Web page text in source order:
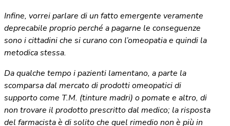
Infine, vorrei parlare di un fatto emergente veramente
deprecabile proprio perché a pagarne le conseguenze
sono i cittadini che si curano con l’omeopatia e quindi la
metodica stessa.
Da qualche tempo i pazienti lamentano, a parte la
scomparsa dal mercato di prodotti omeopatici di
supporto come T.M. (tinture madri) o pomate e altro, di
non trovare il prodotto prescritto dal medico; la risposta
del farmacista è di solito che quel rimedio non è più in